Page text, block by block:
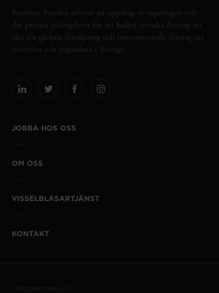
Business Sweden arbetar på uppdrag av regeringen och
det privata näringslivet för att hjälpa svenska företag att
öka sin globala försäljning och internationella företag att
investera och expandera i Sverige.
JOBBA HOS OSS
OM OSS
VISSELBLÅSARTJÄNST
KONTAKT
INTEGRITETSPOLICY